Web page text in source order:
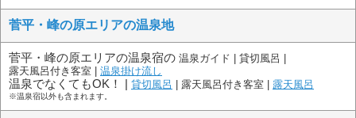
菅平・峰の原エリアの温泉地
菅平・峰の原エリアの温泉宿の 温泉ガイド | 貸切風呂 |
露天風呂付き客室 | 温泉掛け流し
温泉でなくてもOK！ | 貸切風呂 | 露天風呂付き客室 | 露天風呂
※温泉宿以外も含まれます。